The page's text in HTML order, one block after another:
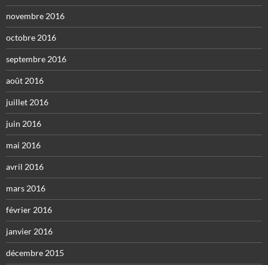
novembre 2016
octobre 2016
septembre 2016
août 2016
juillet 2016
juin 2016
mai 2016
avril 2016
mars 2016
février 2016
janvier 2016
décembre 2015